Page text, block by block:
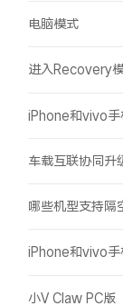
电脑模式
进入Recovery
iPhone和vivo手
车载互联协同升
哪些机型支持隔
iPhone和vivo手
小V Claw PC版